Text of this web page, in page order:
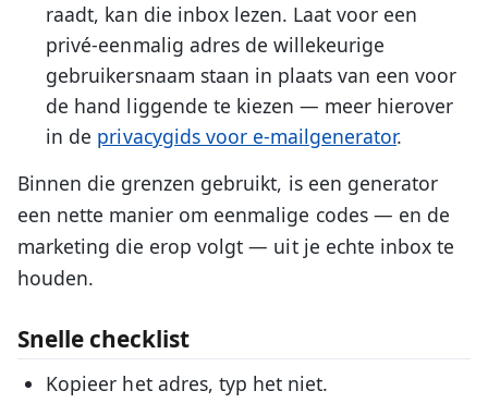
raadt, kan die inbox lezen. Laat voor een
privé-eenmalig adres de willekeurige
gebruikersnaam staan in plaats van een voor
de hand liggende te kiezen — meer hierover
in de privacygids voor e-mailgenerator.
Binnen die grenzen gebruikt, is een generator
een nette manier om eenmalige codes — en de
marketing die erop volgt — uit je echte inbox te
houden.
Snelle checklist
Kopieer het adres, typ het niet.